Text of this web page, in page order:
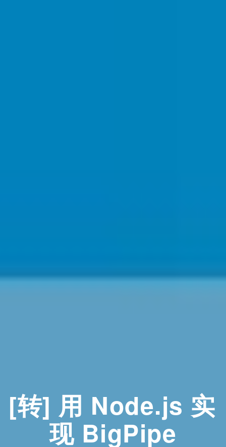
[转] 用 Node.js 实
现 BigPipe